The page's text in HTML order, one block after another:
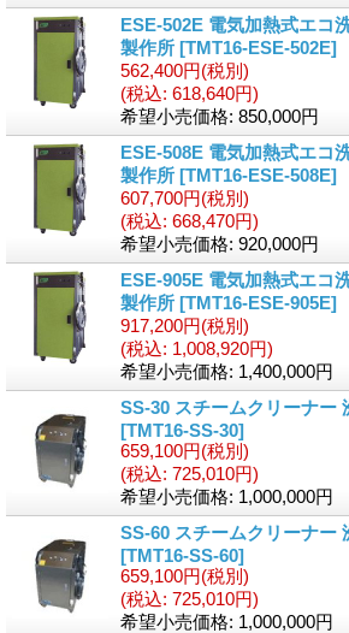
ESE-502E 電気加熱式エコ
製作所 [TMT16-ESE-502E]
562,400円(税別)
(税込: 618,640円)
希望小売価格: 850,000円
ESE-508E 電気加熱式エコ
製作所 [TMT16-ESE-508E]
607,700円(税別)
(税込: 668,470円)
希望小売価格: 920,000円
ESE-905E 電気加熱式エコ
製作所 [TMT16-ESE-905E]
917,200円(税別)
(税込: 1,008,920円)
希望小売価格: 1,400,000円
SS-30 スチームクリーナー
[TMT16-SS-30]
659,100円(税別)
(税込: 725,010円)
希望小売価格: 1,000,000円
SS-60 スチームクリーナー
[TMT16-SS-60]
659,100円(税別)
(税込: 725,010円)
希望小売価格: 1,000,000円